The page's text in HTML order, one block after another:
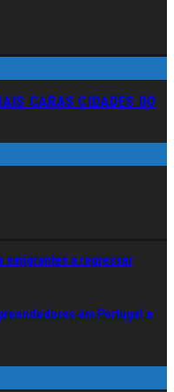
CARAS CIDADES DO
emigrantes a regressar
em Portugal e